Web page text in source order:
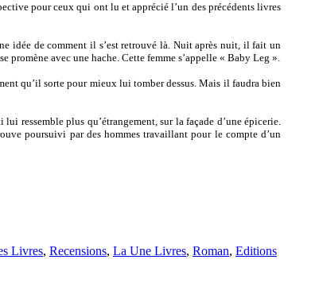
pour ceux qui ont lu et apprécié l’un des précédents livres
idée de comment il s’est retrouvé là. Nuit après nuit, il fait un
promène avec une hache. Cette femme s’appelle « Baby Leg ».
qu’il sorte pour mieux lui tomber dessus. Mais il faudra bien
ressemble plus qu’étrangement, sur la façade d’une épicerie.
poursuivi par des hommes travaillant pour le compte d’un
Livres, Recensions, La Une Livres, Roman, Editions